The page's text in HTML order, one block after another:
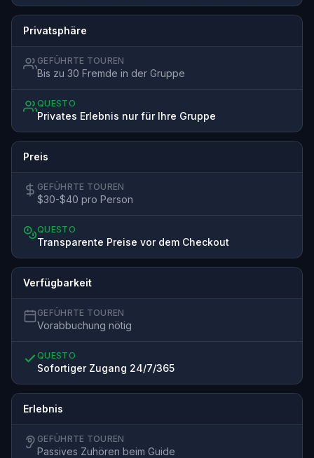
Privatsphäre
GEFÜHRTE TOUREN
Bis zu 30 Fremde in der Gruppe
QUESTO
Privates Erlebnis nur für Ihre Gruppe
Preis
GEFÜHRTE TOUREN
$30-$40 pro Person
QUESTO
Transparente Preise vor dem Checkout
Verfügbarkeit
GEFÜHRTE TOUREN
Vorabbuchung nötig
QUESTO
Sofortiger Zugang 24/7/365
Erlebnis
GEFÜHRTE TOUREN
Passives Zuhören beim Guide